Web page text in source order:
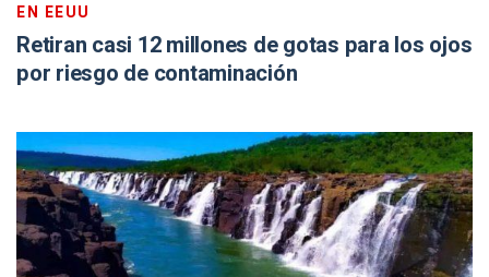
EN EEUU
Retiran casi 12 millones de gotas para los ojos
por riesgo de contaminación